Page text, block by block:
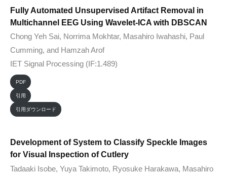
Fully Automated Unsupervised Artifact Removal in
Multichannel EEG Using Wavelet-ICA with DBSCAN
Chong Yeh Sai, Norrima Mokhtar, Masahiro Iwahashi, Paul
Cumming, and Hamzah Arof
IET Signal Processing (IF:1.489)
PDF
引用
引用ダウンロード
Development of System to Classify Speckle Images
for Visual Inspection of Cutlery
Tadaaki Isobe, Yuya Takimoto, Ryosuke Harakawa, Masahiro